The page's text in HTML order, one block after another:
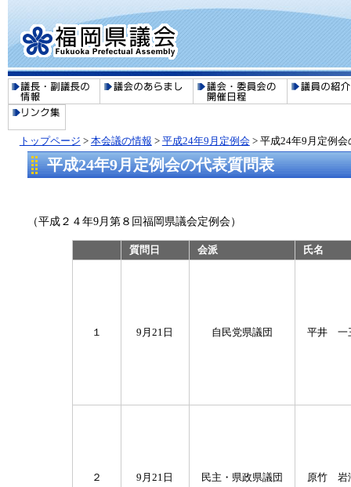
トップページ > 本会議の情報 > 平成24年9月定例会> 平成24年9月定例会
平成24年9月定例会の代表質問表
（平成２４年9月第８回福岡県議会定例会）
質問日 会派 氏名
１ 9月21日 自民党県議団 平井 一
２ 9月21日 民主・県政県議団 原竹 岩